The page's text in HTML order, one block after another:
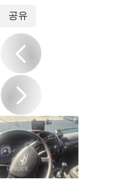
공유
/13